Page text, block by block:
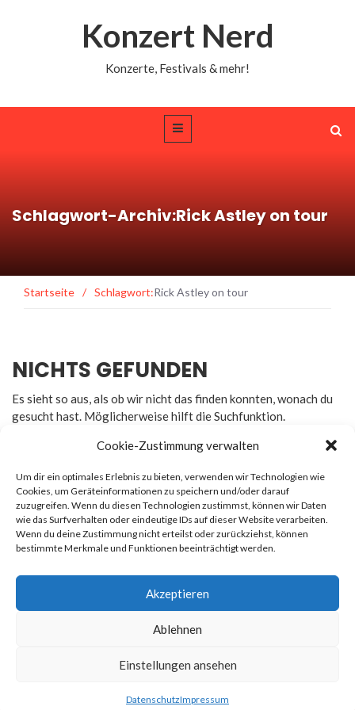
Cookie-Zustimmung verwalten
Um dir ein optimales Erlebnis zu bieten, verwenden wir Technologien wie
Cookies, um Geräteinformationen zu speichern und/oder darauf
zuzugreifen. Wenn du diesen Technologien zustimmst, können wir Daten
wie das Surfverhalten oder eindeutige IDs auf dieser Website verarbeiten.
Wenn du deine Zustimmung nicht erteilst oder zurückziehst, können
bestimmte Merkmale und Funktionen beeinträchtigt werden.
Akzeptieren
Ablehnen
Einstellungen ansehen
DatenschutzImpressum
Konzert Nerd
Konzerte, Festivals & mehr!
Schlagwort-Archiv:Rick Astley on tour
Startseite / Schlagwort:Rick Astley on tour
NICHTS GEFUNDEN
Es sieht so aus, als ob wir nicht das finden konnten, wonach du
gesucht hast. Möglicherweise hilft die Suchfunktion.
Rechtliches
Datenschutz
Datenschutz